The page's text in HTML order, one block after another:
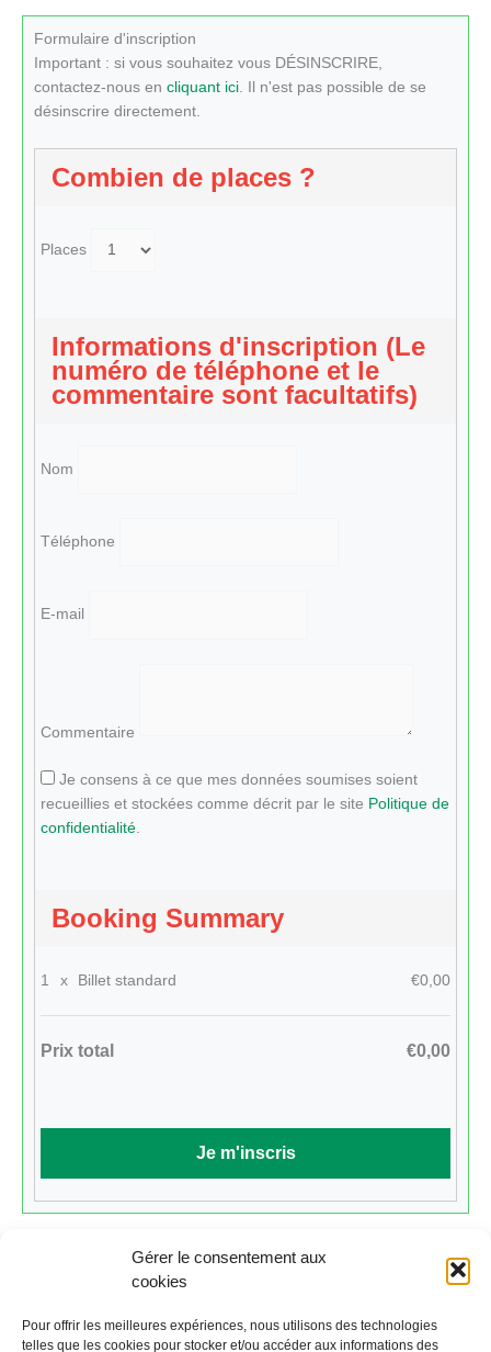
Gérer le consentement aux
cookies
Pour offrir les meilleures expériences, nous utilisons des technologies
telles que les cookies pour stocker et/ou accéder aux informations des
Formulaire d'inscription
Important : si vous souhaitez vous DÉSINSCRIRE,
contactez-nous en cliquant ici. Il n'est pas possible de se
désinscrire directement.
Combien de places ?
Places
Informations d'inscription (Le
numéro de téléphone et le
commentaire sont facultatifs)
Nom
Téléphone
E-mail
Commentaire
Je consens à ce que mes données soumises soient
recueillies et stockées comme décrit par le site Politique de
confidentialité.
Booking Summary
1 x Billet standard €0,00
Prix total €0,00